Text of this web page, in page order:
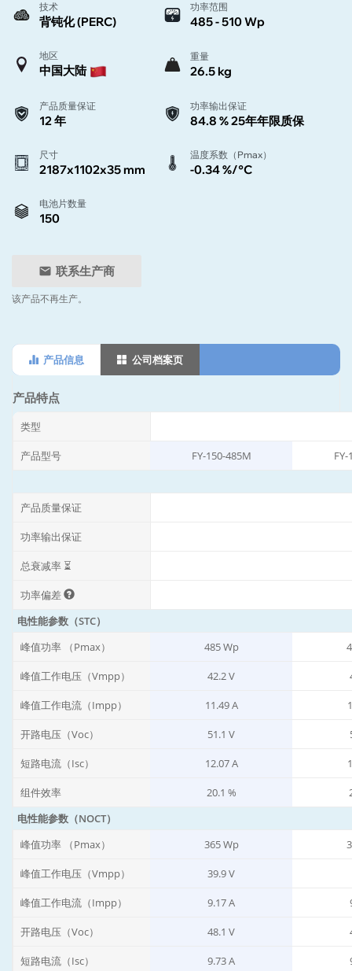
技术
背钝化 (PERC)
功率范围
485 - 510 Wp
地区
中国大陆
重量
26.5 kg
产品质量保证
12 年
功率输出保证
84.8 % 25年年限质保
尺寸
2187x1102x35 mm
温度系数（Pmax）
-0.34 %/°C
电池片数量
150
联系生产商
该产品不再生产。
产品信息 公司档案页
产品特点
类型
产品型号 FY-150-485M
产品质量保证
功率输出保证
总衰减率 ⏳
功率偏差
电性能参数（STC）
峰值功率 （Pmax）
485 Wp
峰值工作电压（Vmpp） 42.2 V
峰值工作电流（Impp） 11.49 A
开路电压（Voc） 51.1 V
短路电流（Isc） 12.07 A
组件效率 20.1 %
电性能参数（NOCT）
峰值功率 （Pmax）
365 Wp
峰值工作电压（Vmpp） 39.9 V
峰值工作电流（Impp） 9.17 A
开路电压（Voc） 48.1 V
短路电流（Isc） 9.73 A